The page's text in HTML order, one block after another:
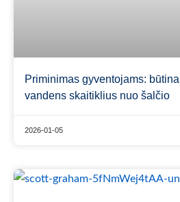
Priminimas gyventojams:
vandens skaitiklius nuo šalčio
2026-01-05